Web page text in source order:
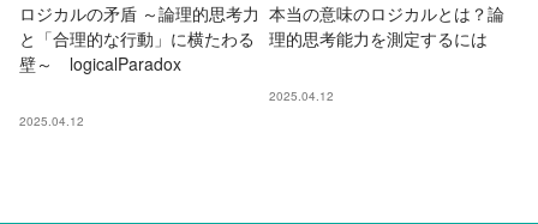
ロジカルの矛盾 ～論理的思考力
と「合理的な行動」に横たわる
壁～ logicalParadox
2025.04.12
本当の意味のロジカルとは？論
理的思考能力を測定するには
2025.04.12